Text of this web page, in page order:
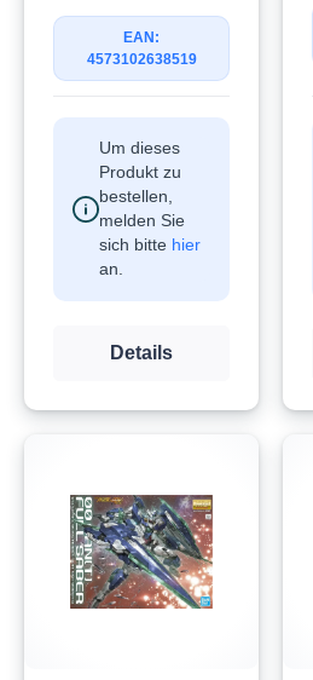
EAN:
4573102638519
Um dieses
Produkt zu
bestellen,
melden Sie
sich bitte hier
an.
Details